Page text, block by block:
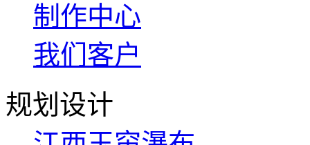
制作中心
我们客户
规划设计